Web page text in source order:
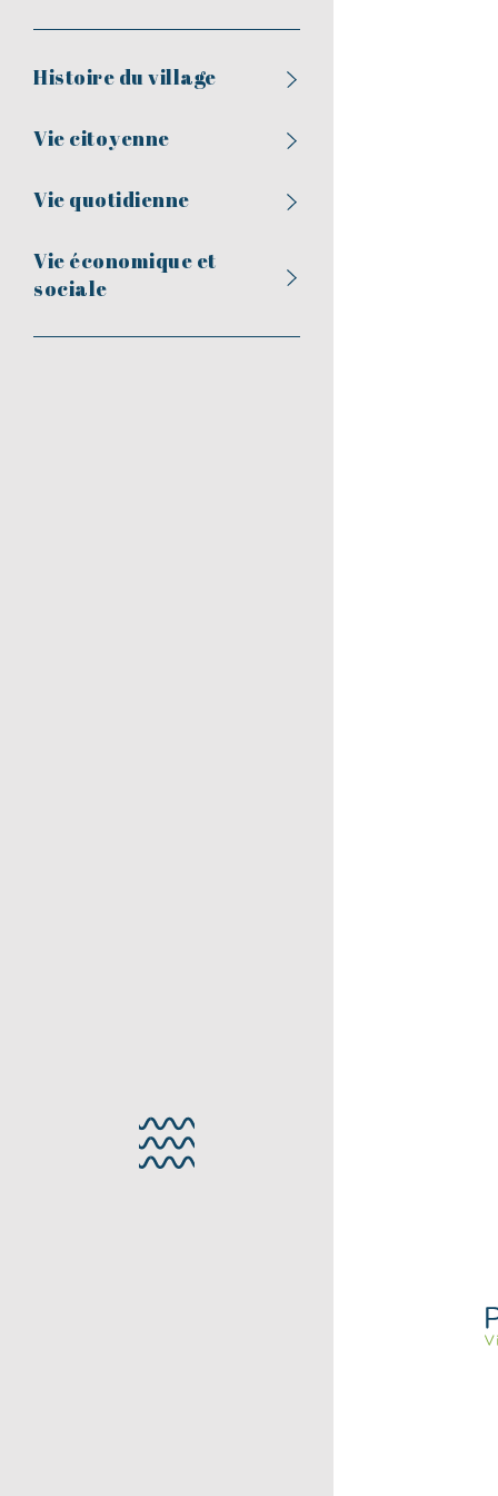
Histoire du village
Vie citoyenne
Vie quotidienne
Vie économique et
sociale